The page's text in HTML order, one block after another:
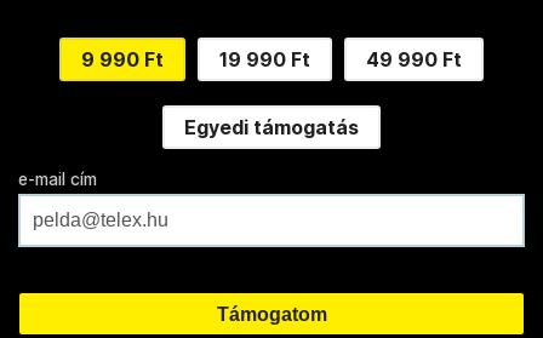
9 990 Ft 19 990 Ft 49 990 Ft
Egyedi támogatás
e-mail cím